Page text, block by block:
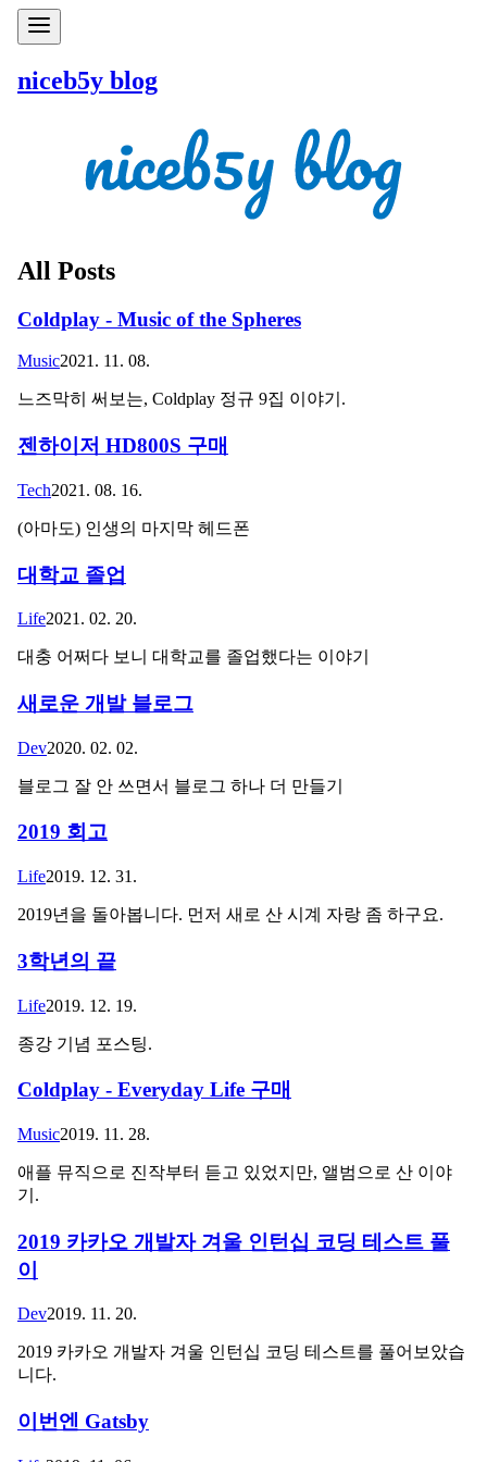
niceb5y blog
All Posts
Coldplay - Music of the Spheres
Music2021. 11. 08.
느즈막히 써보는, Coldplay 정규 9집 이야기.
젠하이저 HD800S 구매
Tech2021. 08. 16.
(아마도) 인생의 마지막 헤드폰
대학교 졸업
Life2021. 02. 20.
대충 어쩌다 보니 대학교를 졸업했다는 이야기
새로운 개발 블로그
Dev2020. 02. 02.
블로그 잘 안 쓰면서 블로그 하나 더 만들기
2019 회고
Life2019. 12. 31.
2019년을 돌아봅니다. 먼저 새로 산 시계 자랑 좀 하구요.
3학년의 끝
Life2019. 12. 19.
종강 기념 포스팅.
Coldplay - Everyday Life 구매
Music2019. 11. 28.
애플 뮤직으로 진작부터 듣고 있었지만, 앨범으로 산 이야
기.
2019 카카오 개발자 겨울 인턴십 코딩 테스트 풀
이
Dev2019. 11. 20.
2019 카카오 개발자 겨울 인턴십 코딩 테스트를 풀어보았습
니다.
이번엔 Gatsby